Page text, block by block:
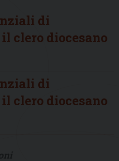
di
clero diocesano
di
clero diocesano